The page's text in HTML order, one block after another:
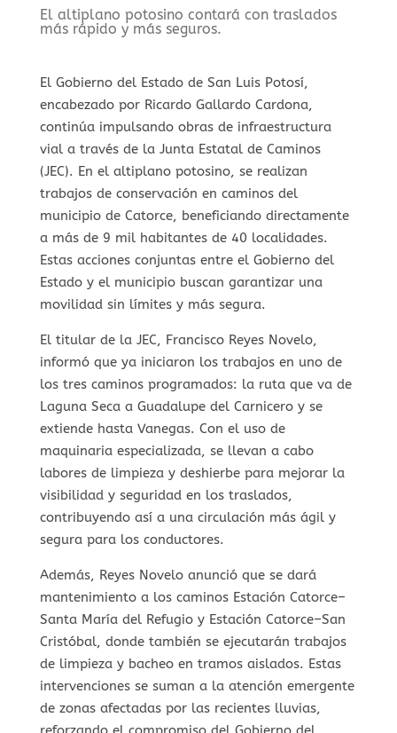
⁠El altiplano potosino contará con traslados
más rápido y más seguros.
El Gobierno del Estado de San Luis Potosí,
encabezado por Ricardo Gallardo Cardona,
continúa impulsando obras de infraestructura
vial a través de la Junta Estatal de Caminos
(JEC). En el altiplano potosino, se realizan
trabajos de conservación en caminos del
municipio de Catorce, beneficiando directamente
a más de 9 mil habitantes de 40 localidades.
Estas acciones conjuntas entre el Gobierno del
Estado y el municipio buscan garantizar una
movilidad sin límites y más segura.
El titular de la JEC, Francisco Reyes Novelo,
informó que ya iniciaron los trabajos en uno de
los tres caminos programados: la ruta que va de
Laguna Seca a Guadalupe del Carnicero y se
extiende hasta Vanegas. Con el uso de
maquinaria especializada, se llevan a cabo
labores de limpieza y deshierbe para mejorar la
visibilidad y seguridad en los traslados,
contribuyendo así a una circulación más ágil y
segura para los conductores.
Además, Reyes Novelo anunció que se dará
mantenimiento a los caminos Estación Catorce–
Santa María del Refugio y Estación Catorce–San
Cristóbal, donde también se ejecutarán trabajos
de limpieza y bacheo en tramos aislados. Estas
intervenciones se suman a la atención emergente
de zonas afectadas por las recientes lluvias,